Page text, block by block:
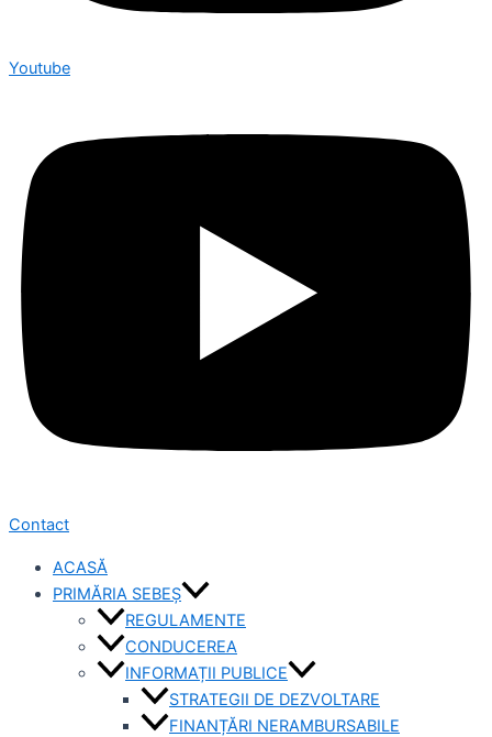
Youtube
Contact
ACASĂ
PRIMĂRIA SEBEȘ
REGULAMENTE
CONDUCEREA
INFORMAȚII PUBLICE
STRATEGII DE DEZVOLTARE
FINANȚĂRI NERAMBURSABILE